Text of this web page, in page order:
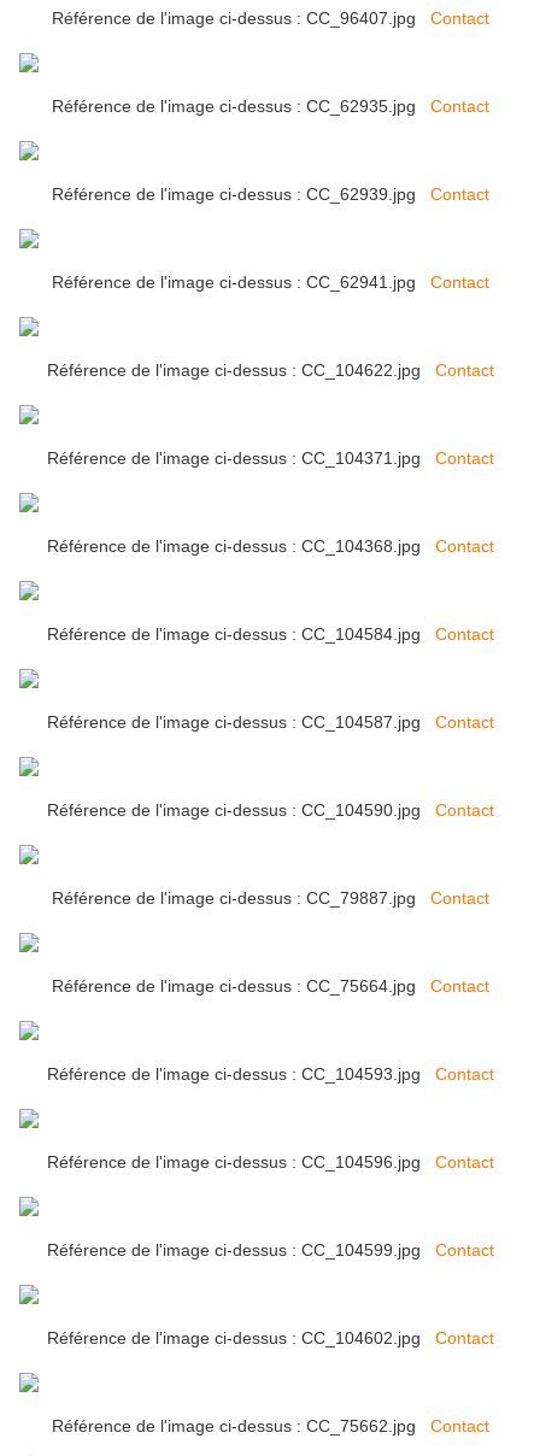
Référence de l'image ci-dessus : CC_96407.jpg Contact
Référence de l'image ci-dessus : CC_62935.jpg Contact
Référence de l'image ci-dessus : CC_62939.jpg Contact
Référence de l'image ci-dessus : CC_62941.jpg Contact
Référence de l'image ci-dessus : CC_104622.jpg Contact
Référence de l'image ci-dessus : CC_104371.jpg Contact
Référence de l'image ci-dessus : CC_104368.jpg Contact
Référence de l'image ci-dessus : CC_104584.jpg Contact
Référence de l'image ci-dessus : CC_104587.jpg Contact
Référence de l'image ci-dessus : CC_104590.jpg Contact
Référence de l'image ci-dessus : CC_79887.jpg Contact
Référence de l'image ci-dessus : CC_75664.jpg Contact
Référence de l'image ci-dessus : CC_104593.jpg Contact
Référence de l'image ci-dessus : CC_104596.jpg Contact
Référence de l'image ci-dessus : CC_104599.jpg Contact
Référence de l'image ci-dessus : CC_104602.jpg Contact
Référence de l'image ci-dessus : CC_75662.jpg Contact